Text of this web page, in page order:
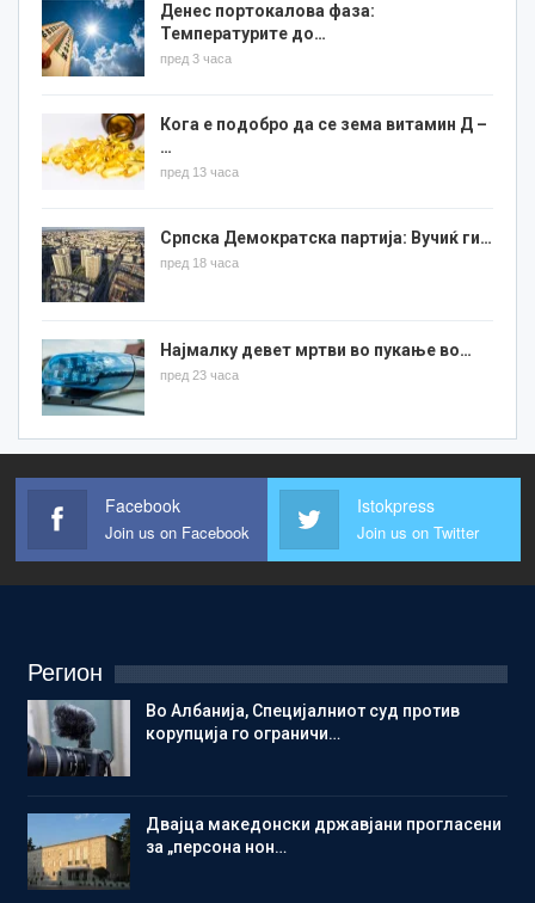
Денес портокалова фаза:
Температурите до…
пред 3 часа
Кога е подобро да се зема витамин Д –
…
пред 13 часа
Српска Демократска партија: Вучиќ ги…
пред 18 часа
Најмалку девет мртви во пукање во…
пред 23 часа
Facebook
Join us on Facebook
Istokpress
Join us on Twitter
Регион
Во Албанија, Специјалниот суд против
корупција го ограничи…
Двајца македонски државјани прогласени
за „персона нон…